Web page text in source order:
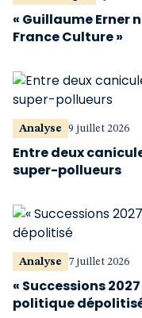
« Guillaume Erner
France Culture »
Analyse 9 juillet 2026
Entre deux
super-pollueurs
Analyse 7 juillet 2026
« Successions
politique